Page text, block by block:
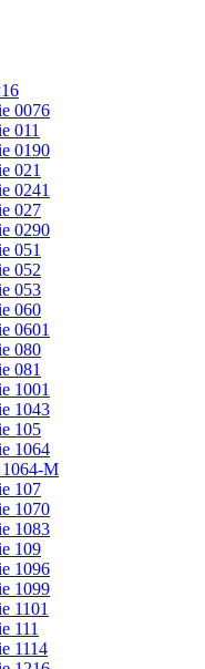
0076
011
0190
021
0241
027
0290
051
052
053
060
0601
080
081
1001
1043
105
1064
M
107
1070
1083
109
1096
1099
1101
111
1114